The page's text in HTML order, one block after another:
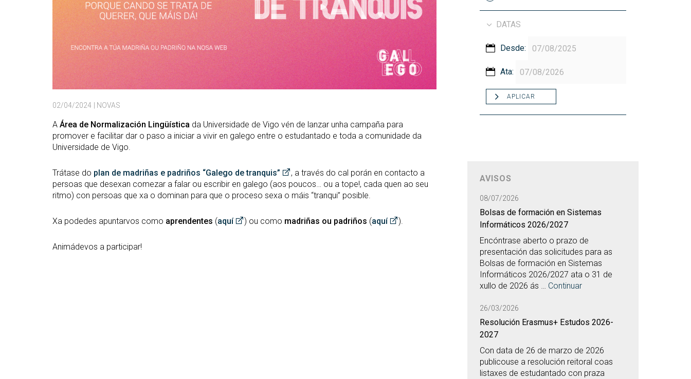
02/04/2024 | NOVAS
A Área de Normalización Lingüística da Universidade de Vigo vén de lanzar unha campaña para
promover e facilitar dar o paso a iniciar a vivir en galego entre o estudantado e toda a comunidade da
Universidade de Vigo.
Trátase do plan de madriñas e padriños “Galego de tranquis”
, a través do cal porán en contacto a
persoas que desexan comezar a falar ou escribir en galego (aos poucos… ou a tope!, cada quen ao seu
ritmo) con persoas que xa o dominan para que o proceso sexa o máis “tranqui” posible.
Xa podedes apuntarvos como aprendentes (aquí ) ou como madriñas ou padriños (aquí ).
Animádevos a participar!
DATAS
Desde:
Ata:
APLICAR
AVISOS
08/07/2026
Bolsas de formación en Sistemas
Informáticos 2026/2027
Encóntrase aberto o prazo de
presentación das solicitudes para as
Bolsas de formación en Sistemas
Informáticos 2026/2027 ata o 31 de
xullo de 2026 ás … Continuar
26/03/2026
Resolución Erasmus+ Estudos 2026-
2027
Con data de 26 de marzo de 2026
publicouse a resolución reitoral coas
listaxes de estudantado con praza